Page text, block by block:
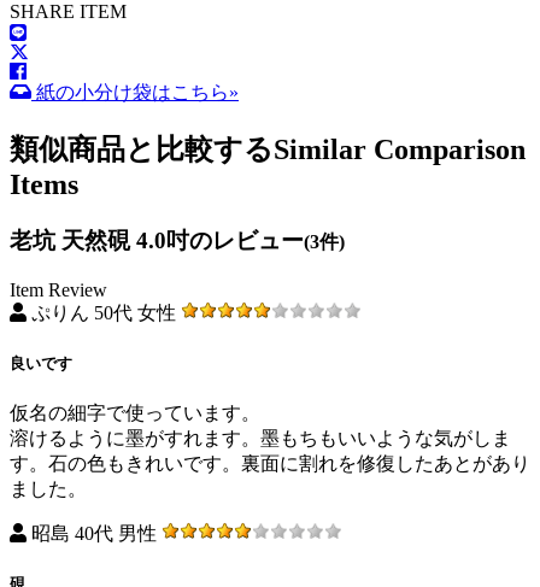
SHARE ITEM
紙の小分け袋はこちら»
類似商品と比較するSimilar Comparison
Items
老坑 天然硯 4.0吋のレビュー(3件)
Item Review
ぷりん 50代 女性
良いです
仮名の細字で使っています。
溶けるように墨がすれます。墨もちもいいような気がしま
す。石の色もきれいです。裏面に割れを修復したあとがあり
ました。
昭島 40代 男性